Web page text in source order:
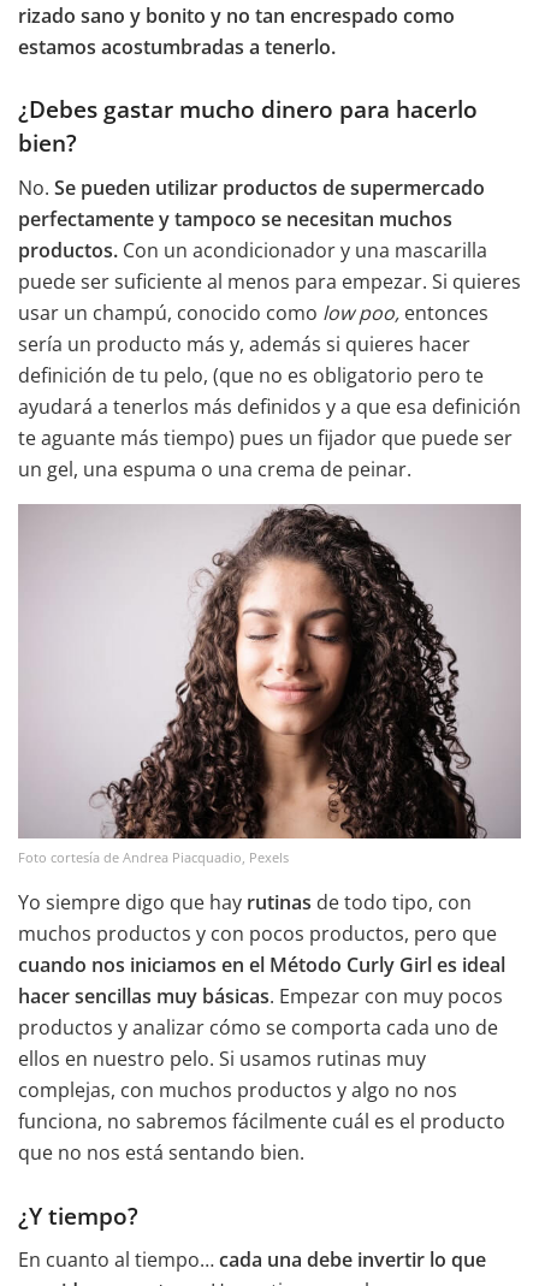
rizado sano y bonito y no tan encrespado como
estamos acostumbradas a tenerlo.
¿Debes gastar mucho dinero para hacerlo
bien?
No. Se pueden utilizar productos de supermercado
perfectamente y tampoco se necesitan muchos
productos. Con un acondicionador y una mascarilla
puede ser suficiente al menos para empezar. Si quieres
usar un champú, conocido como low poo, entonces
sería un producto más y, además si quieres hacer
definición de tu pelo, (que no es obligatorio pero te
ayudará a tenerlos más definidos y a que esa definición
te aguante más tiempo) pues un fijador que puede ser
un gel, una espuma o una crema de peinar.
Foto cortesía de Andrea Piacquadio, Pexels
Yo siempre digo que hay rutinas de todo tipo, con
muchos productos y con pocos productos, pero que
cuando nos iniciamos en el Método Curly Girl es ideal
hacer sencillas muy básicas. Empezar con muy pocos
productos y analizar cómo se comporta cada uno de
ellos en nuestro pelo. Si usamos rutinas muy
complejas, con muchos productos y algo no nos
funciona, no sabremos fácilmente cuál es el producto
que no nos está sentando bien.
¿Y tiempo?
En cuanto al tiempo…cada una debe invertir lo que